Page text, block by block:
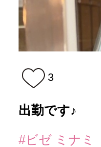
3
出勤です♪
#ビゼ ミナミ